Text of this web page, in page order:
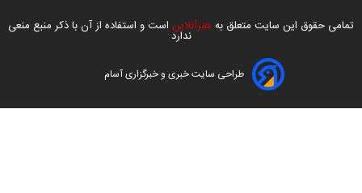
تمامی حقوق این سایت متعلق به هنرآنلاین است و استفاده از آن با ذکر منبع منعی
ندارد
طراحی سایت خبری و خبرگزاری آسام